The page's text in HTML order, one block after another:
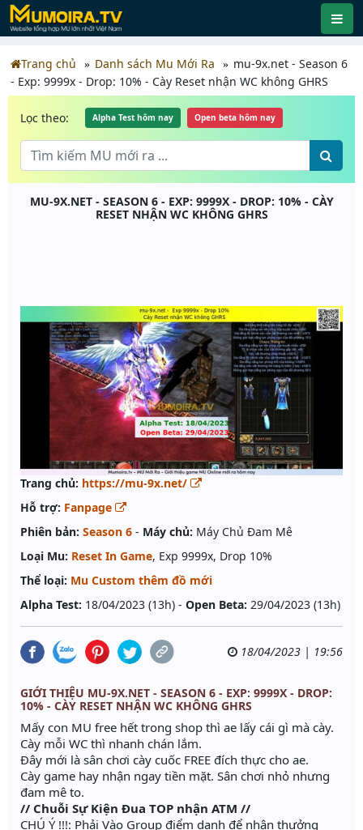
Trang chủ Danh sách Mu Mới Ra
mu-9x.net - Season 6
- Exp: 9999x - Drop: 10% - Cày Reset nhận WC không GHRS
Lọc theo: Alpha Test hôm nay Open beta hôm nay
MU-9X.NET - SEASON 6 - EXP: 9999X - DROP: 10% - CÀY
RESET NHẬN WC KHÔNG GHRS
Trang chủ: https://mu-9x.net/
Hỗ trợ: Fanpage
Phiên bản: Season 6 - Máy chủ: Máy Chủ Đam Mê
Loại Mu: Reset In Game, Exp 9999x, Drop 10%
Thể loại: Mu Custom thêm đồ mới
Alpha Test: 18/04/2023 (13h) - Open Beta: 29/04/2023 (13h)
18/04/2023 | 19:56
GIỚI THIỆU MU-9X.NET - SEASON 6 - EXP: 9999X - DROP:
10% - CÀY RESET NHẬN WC KHÔNG GHRS
Mấy con MU free hết trong shop thì ae lấy cái gì mà cày.
Cày mỗi WC thì nhanh chán lắm.
Đây mới là sân chơi cày cuốc FREE đích thực cho ae.
Cày game hay nhận ngay tiền mặt. Sân chơi nhỏ nhưng
đam mê to.
// Chuỗi Sự Kiện Đua TOP nhận ATM //
CHÚ Ý !!!: Phải Vào Group điểm danh để nhận thưởng